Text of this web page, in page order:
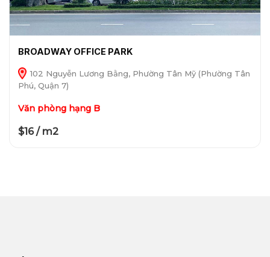
BROADWAY OFFICE PARK
102 Nguyễn Lương Bằng, Phường Tân Mỹ (Phường Tân
Phú, Quận 7)
Văn phòng hạng B
$16 / m2